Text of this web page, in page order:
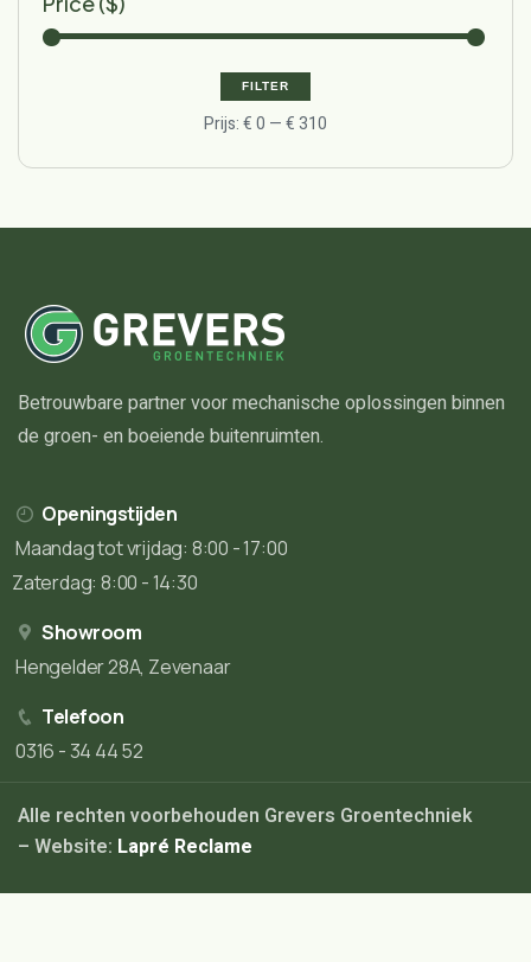
FILTER
Prijs:€ 0 —€ 310
Betrouwbare partner voor mechanische oplossingen binnen
de groen- en boeiende buitenruimten.
Openingstijden
Maandag tot vrijdag: 8:00 - 17:00
Zaterdag: 8:00 - 14:30
Showroom
Hengelder 28A, Zevenaar
Telefoon
0316 - 34 44 52
Alle rechten voorbehouden Grevers Groentechniek
– Website: Lapré Reclame